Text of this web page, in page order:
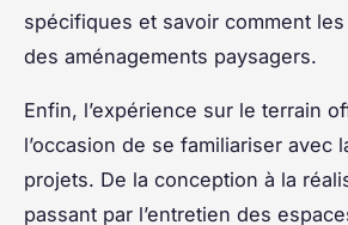
spécifiques et savoir comment
des aménagements paysagers.
Enfin, l’expérience sur le terrain
l’occasion de se familiariser avec
projets. De la conception à la
passant par l’entretien des